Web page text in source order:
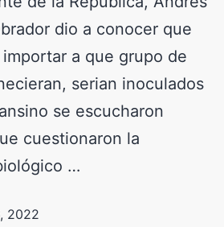
dio a conocer que
a que grupo de
serian inoculados
se escucharon
cuestionaron la
…
2022